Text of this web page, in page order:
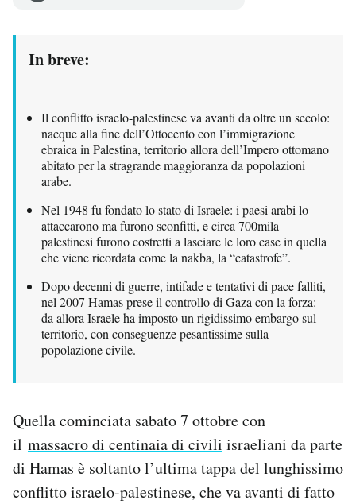
Area Personale
Newsletter
Notifiche mobile
Regala il Post
Esci
In breve:
Il conflitto israelo-palestinese va avanti da oltre un secolo:
nacque alla fine dell’Ottocento con l’immigrazione
ebraica in Palestina, territorio allora dell’Impero ottomano
abitato per la stragrande maggioranza da popolazioni
arabe.
Nel 1948 fu fondato lo stato di Israele: i paesi arabi lo
attaccarono ma furono sconfitti, e circa 700mila
palestinesi furono costretti a lasciare le loro case in quella
che viene ricordata come la nakba, la “catastrofe”.
Dopo decenni di guerre, intifade e tentativi di pace falliti,
nel 2007 Hamas prese il controllo di Gaza con la forza:
da allora Israele ha imposto un rigidissimo embargo sul
territorio, con conseguenze pesantissime sulla
popolazione civile.
Quella cominciata sabato 7 ottobre con
il massacro di centinaia di civili israeliani da parte
di Hamas è soltanto l’ultima tappa del lunghissimo
conflitto israelo-palestinese, che va avanti di fatto